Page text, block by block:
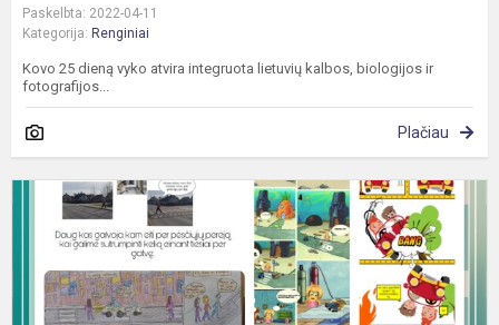
Paskelbta: 2022-04-11
Kategorija: Renginiai
Kovo 25 dieną vyko atvira integruota lietuvių kalbos, biologijos ir
fotografijos...
Plačiau